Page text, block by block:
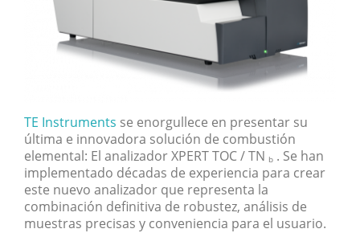
TE Instruments se enorgullece en presentar su
última e innovadora solución de combustión
elemental: El analizador XPERT TOC / TN b . Se han
implementado décadas de experiencia para crear
este nuevo analizador que representa la
combinación definitiva de robustez, análisis de
muestras precisas y conveniencia para el usuario.